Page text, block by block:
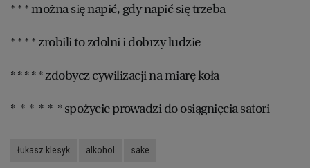
* * * można się napić, gdy napić się trzeba
* * * * zrobili to zdolni i dobrzy ludzie
* * * * * zdobycz cywilizacji na miarę koła
* * * * * * spożycie prowadzi do osiągnięcia satori
łukasz klesyk alkohol sake